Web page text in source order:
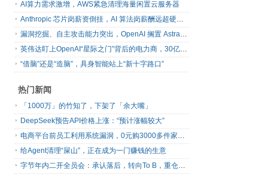
AI算力需求激增，AWS紧急清理海量闲置云服务器
Anthropic 芯片岗薪资倒挂，AI 算法岗薪酬远超硬件工程师
漏洞挖掘、自主攻击能力突出，OpenAI 搁置 Astra 模型发布
英伟达盯上OpenAI“星际之门”背后的电力商，30亿美元直接入股
“借脑”还是“造脑”，具身智能站上“新十字路口”
热门新闻
「1000万」的竹知了，下架了「余大嘴」
DeepSeek预告API价格上涨：“预计涨幅较大”
电商平台前员工利用系统漏洞，0元购3000多件家电！
给Agent清理“屎山”，正在成为一门赚钱的生意
字节年内二开全员会：承认落后，转向To B，重仓年轻人